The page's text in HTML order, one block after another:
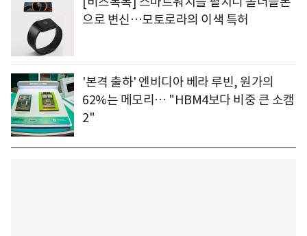
으로 변신…모토로라의 이색 특허
'본격 출하' 엔비디아 베라 루빈, 원가의
62%는 메모리… "HBM4보다 비중 큰 소캠
2"